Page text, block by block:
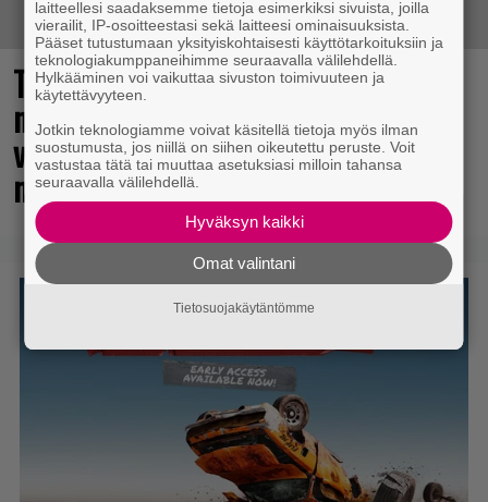
The Legend of Zelda -elokuvan
näyttelijöistä huhuillaan ahkerasti –
vastikään menehtynyt Sam Neill
mukana?
laitteellesi saadaksemme tietoja esimerkiksi sivuista, joilla
vierailit, IP-osoitteestasi sekä laitteesi ominaisuuksista.
Pääset tutustumaan yksityiskohtaisesti käyttötarkoituksiin ja
teknologiakumppaneihimme seuraavalla välilehdellä.
Hylkääminen voi vaikuttaa sivuston toimivuuteen ja
käytettävyyteen.
Jotkin teknologiamme voivat käsitellä tietoja myös ilman
suostumusta, jos niillä on siihen oikeutettu peruste. Voit
vastustaa tätä tai muuttaa asetuksiasi milloin tahansa
seuraavalla välilehdellä.
Hyväksyn kaikki
Omat valintani
Tietosuojakäytäntömme